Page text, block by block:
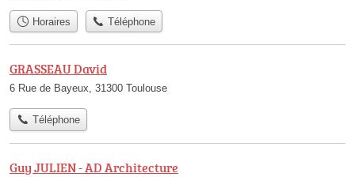
Horaires Téléphone
GRASSEAU David
6 Rue de Bayeux, 31300 Toulouse
Téléphone
Guy JULIEN - AD Architecture